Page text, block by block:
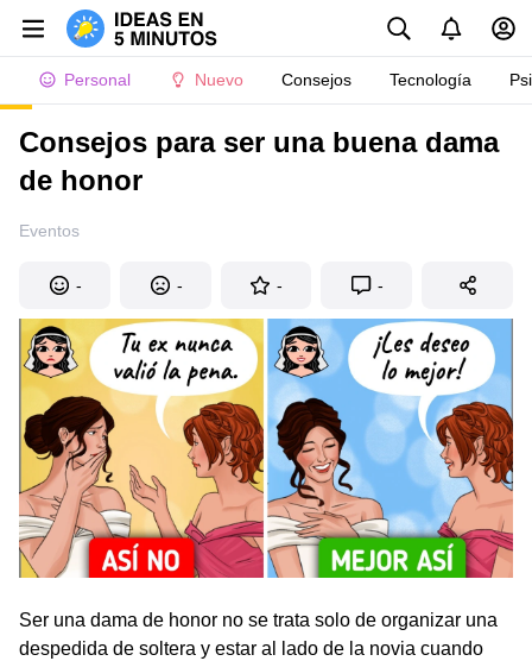
Personal Nuevo Consejos Tecnología
Consejos para ser una buena dama
de honor
Eventos
- - - -
Ser una dama de honor no se trata solo de organizar una
despedida de soltera y estar al lado de la novia cuando